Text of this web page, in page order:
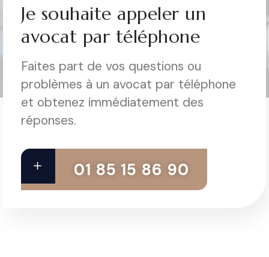
Je souhaite appeler un
avocat par téléphone
Faites part de vos questions ou
problèmes à un avocat par téléphone
et obtenez immédiatement des
réponses.
01 85 15 86 90